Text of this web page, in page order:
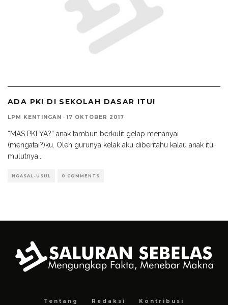
ADA PKI DI SEKOLAH DASAR ITU!
LPM KENTINGAN · 17 OKTOBER 2017
“MAS PKI YA?” anak tambun berkulit gelap menanyai
(mengatai?)ku. Oleh gurunya kelak aku diberitahu kalau anak itu:
mulutnya
NGASAL-USUL 0 COMMENTS
Tentang Redaksi
Kontribusi